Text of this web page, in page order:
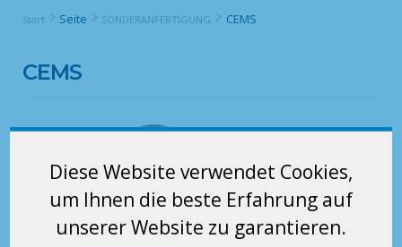
Diese Website verwendet Cookies,
um Ihnen die beste Erfahrung auf
unserer Website zu garantieren.
Start Seite SONDERANFERTIGUNG CEMS
CEMS